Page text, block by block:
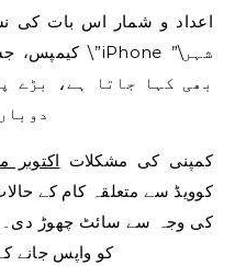
اعداد و شمار اس بات کی
بھی کہا جاتا ہے، بڑے
کمپنی کی مشکلات
کوویڈ سے متعلقہ کام کے
کی وجہ سے سائٹ چھوڑ دی۔
کو واپس جانے